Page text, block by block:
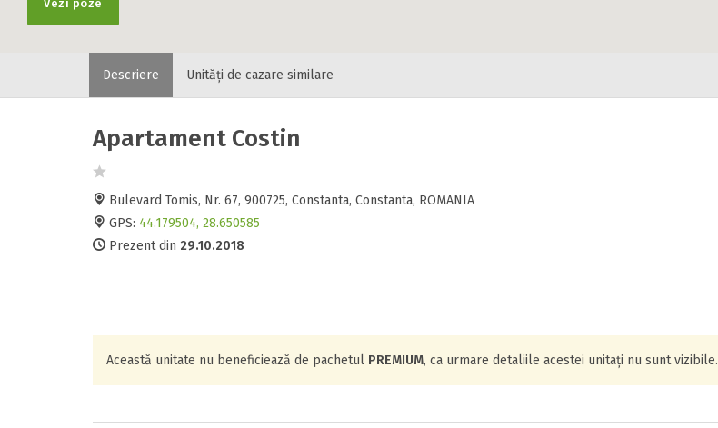
Vezi poze
Descriere Unități de cazare similare
Apartament Costin
Bulevard Tomis, Nr. 67, 900725, Constanta, Constanta, ROMANIA
GPS: 44.179504, 28.650585
Prezent din 29.10.2018
Această unitate nu beneficiează de pachetul PREMIUM, ca urmare detaliile acestei unitați nu sunt vizibile.